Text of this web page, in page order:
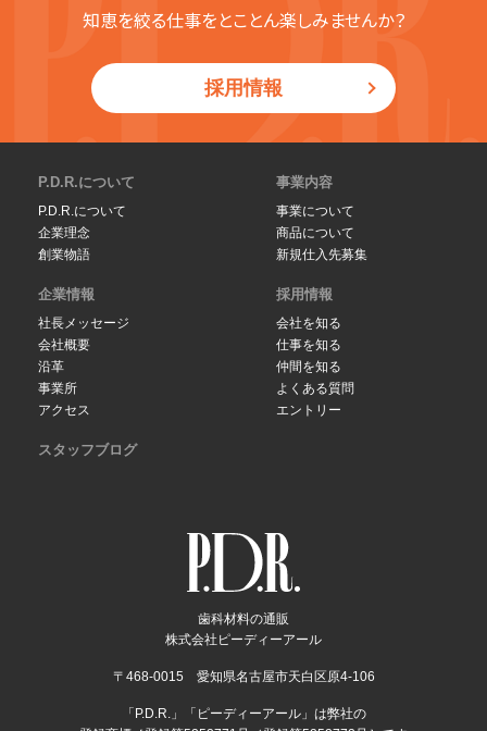
知恵を絞る仕事をとことん楽しみませんか？
採用情報
歯科材料の通販
株式会社ピーディーアール
〒468-0015 愛知県名古屋市天白区原4-106
「P.D.R.」「ピーディーアール」は弊社の
P.D.R.について
P.D.R.について
企業理念
創業物語
事業内容
事業について
商品について
新規仕入先募集
企業情報
社長メッセージ
会社概要
沿革
事業所
アクセス
採用情報
会社を知る
仕事を知る
仲間を知る
よくある質問
エントリー
スタッフブログ